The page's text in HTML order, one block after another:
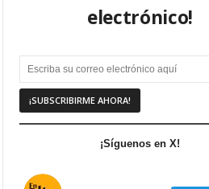
electrónico!
¡Síguenos en X!